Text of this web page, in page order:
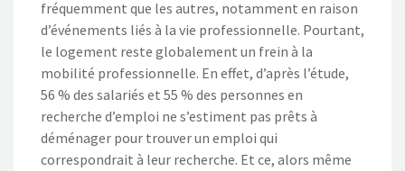
fréquemment que les autres, notamment en raison
d’événements liés à la vie professionnelle. Pourtant,
le logement reste globalement un frein à la
mobilité professionnelle. En effet, d’après l’étude,
56 % des salariés et 55 % des personnes en
recherche d’emploi ne s’estiment pas prêts à
déménager pour trouver un emploi qui
correspondrait à leur recherche. Et ce, alors même